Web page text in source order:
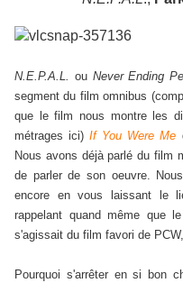
N.E.P.A.L. ou Never Ending
segment du film omnibus
que le film nous montre les
métrages ici)If You Were Me
Nous avons déjà parlé du film
de parler de son oeuvre.
encore en vous laissant le
rappelant quand même que
s'agissait du film favori de
Pourquoi s'arrêter en si bon